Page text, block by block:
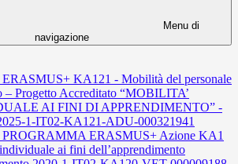
Menu di
navigazione
KA121 - Mobilità del personale
– Progetto Accreditato “MOBILITA’
AI FINI DI APPRENDIMENTO” -
1-IT02-KA121-ADU-000321941
PROGRAMMA ERASMUS+ Azione KA1
ai fini dell’apprendimento